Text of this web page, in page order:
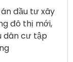
đầu tư xây
đô thị mới,
dân cư tập